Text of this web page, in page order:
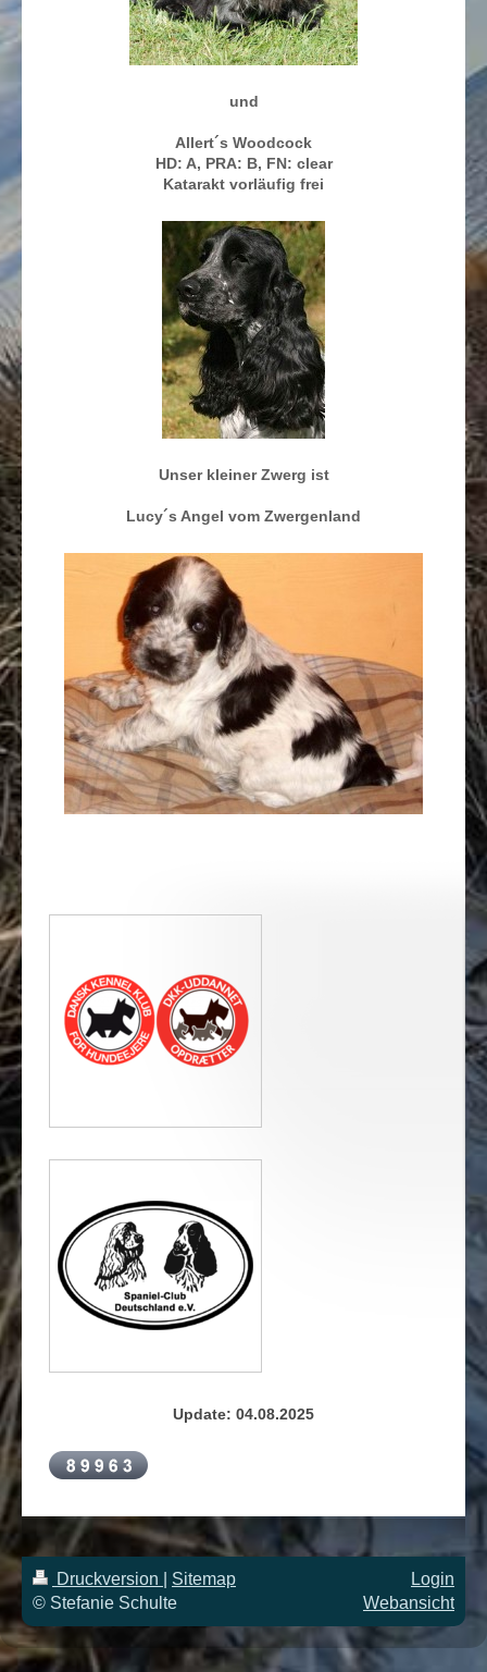
und
Allert´s Woodcock
HD: A, PRA: B, FN: clear
Katarakt vorläufig frei
Unser kleiner Zwerg ist
Lucy´s Angel vom Zwergenland
Update: 04.08.2025
Druckversion
Sitemap
© Stefanie Schulte
Login
Webansicht